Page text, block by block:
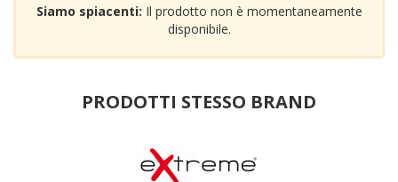
Siamo spiacenti: Il prodotto non è momentaneamente
disponibile.
PRODOTTI STESSO BRAND